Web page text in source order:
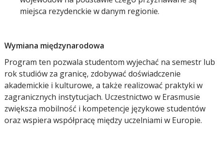
miejsca rezydenckie w danym regionie.
Wymiana międzynarodowa
Program ten pozwala studentom wyjechać na semestr lub
rok studiów za granicę, zdobywać doświadczenie
akademickie i kulturowe, a także realizować praktyki w
zagranicznych instytucjach. Uczestnictwo w Erasmusie
zwiększa mobilność i kompetencje językowe studentów
oraz wspiera współpracę między uczelniami w Europie.